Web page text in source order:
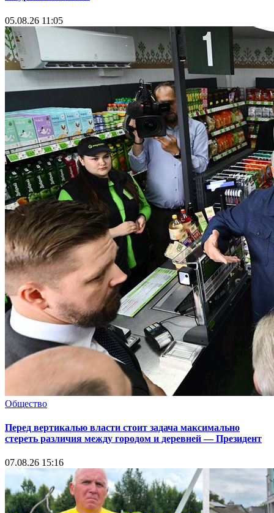
05.08.26 11:05
Общество
Перед вертикалью власти стоит задача максимально
стереть различия между городом и деревней — Президент
07.08.26 15:16